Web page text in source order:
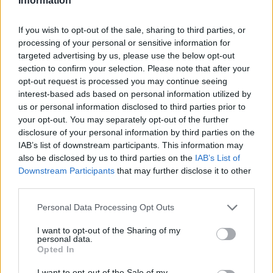
If you wish to opt-out of the sale, sharing to third parties, or
processing of your personal or sensitive information for
targeted advertising by us, please use the below opt-out
section to confirm your selection. Please note that after your
opt-out request is processed you may continue seeing
interest-based ads based on personal information utilized by
us or personal information disclosed to third parties prior to
your opt-out. You may separately opt-out of the further
disclosure of your personal information by third parties on the
IAB’s list of downstream participants. This information may
also be disclosed by us to third parties on the IAB’s List of
Downstream Participants that may further disclose it to other
Please note that this website/app uses one or more Google
not limited to your visit or usage behaviour. You may click to
grant or deny consent to Google and its third-party tags to
use your data for below specified purposes in below Google
consent section.
Personal Data Processing Opt Outs
I want to opt-out of the Sharing of my
personal data.
Opted In
2020. szeptember 13.
Keleti partnerünk, Lukasenko
2020. augusztus 14.